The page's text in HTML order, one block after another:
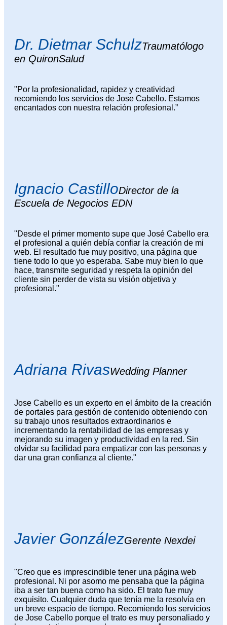
Dr. Dietmar SchulzTraumatólogo
en QuironSalud
"Por la profesionalidad, rapidez y creatividad
recomiendo los servicios de Jose Cabello. Estamos
encantados con nuestra relación profesional.”
Ignacio CastilloDirector de la
Escuela de Negocios EDN
"Desde el primer momento supe que José Cabello era
el profesional a quién debía confiar la creación de mi
web. El resultado fue muy positivo, una página que
tiene todo lo que yo esperaba. Sabe muy bien lo que
hace, transmite seguridad y respeta la opinión del
cliente sin perder de vista su visión objetiva y
profesional."
Adriana RivasWedding Planner
Jose Cabello es un experto en el ámbito de la creación
de portales para gestión de contenido obteniendo con
su trabajo unos resultados extraordinarios e
incrementando la rentabilidad de las empresas y
mejorando su imagen y productividad en la red. Sin
olvidar su facilidad para empatizar con las personas y
dar una gran confianza al cliente."
Javier GonzálezGerente Nexdei
"Creo que es imprescindible tener una página web
profesional. Ni por asomo me pensaba que la página
iba a ser tan buena como ha sido. El trato fue muy
exquisito. Cualquier duda que tenía me la resolvía en
un breve espacio de tiempo. Recomiendo los servicios
de Jose Cabello porque el trato es muy personaliado y